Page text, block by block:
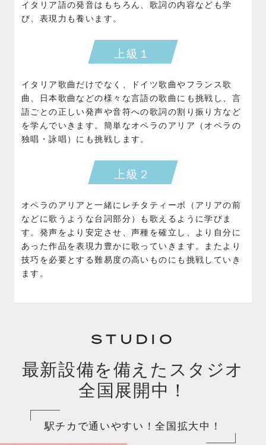
イタリア語の発音はもちろん、歌詞の内容なども学
び、表現力も養います。
上級１
イタリア歌曲だけでなく、ドイツ歌曲やフランス歌
曲、日本歌曲などの様々な言語の歌曲にも挑戦し、言
語ごとの正しい発声や音符への歌詞の割り振り方など
を学んでいきます。簡単なオペラのアリア（オペラの
独唱・詠唱）にも挑戦します。
上級２
オペラのアリアと一緒にレチタティーボ（アリアの前
などに歌うような台詞部分）も歌えるように学びま
す。発声をより安定させ、声種を確立し、より自分に
あった作品を表現力豊かに歌っていきます。またより
技巧を必要とする難易度の高いものにも挑戦していき
ます。
STUDIO
最新設備を備えたスタジオ
全国展開中！
駅チカで通いやすい！全国拡大中！